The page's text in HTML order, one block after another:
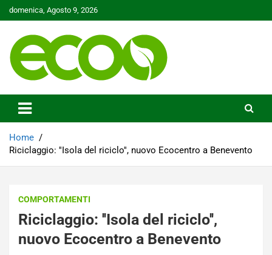
Skip
to
domenica, Agosto 9, 2026
Ecoo.it
Home
Riciclaggio: ''Isola del riciclo'', nuovo Ecocentro a Benevento
COMPORTAMENTI
Riciclaggio: ''Isola del riciclo'',
nuovo Ecocentro a Benevento